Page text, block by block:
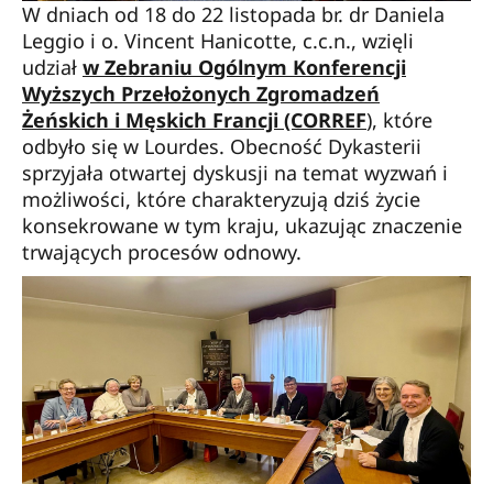
W dniach od 18 do 22 listopada br. dr Daniela
Leggio i o. Vincent Hanicotte, c.c.n., wzięli
udział w Zebraniu Ogólnym Konferencji
Wyższych Przełożonych Zgromadzeń
Żeńskich i Męskich Francji (CORREF), które
odbyło się w Lourdes. Obecność Dykasterii
sprzyjała otwartej dyskusji na temat wyzwań i
możliwości, które charakteryzują dziś życie
konsekrowane w tym kraju, ukazując znaczenie
trwających procesów odnowy.